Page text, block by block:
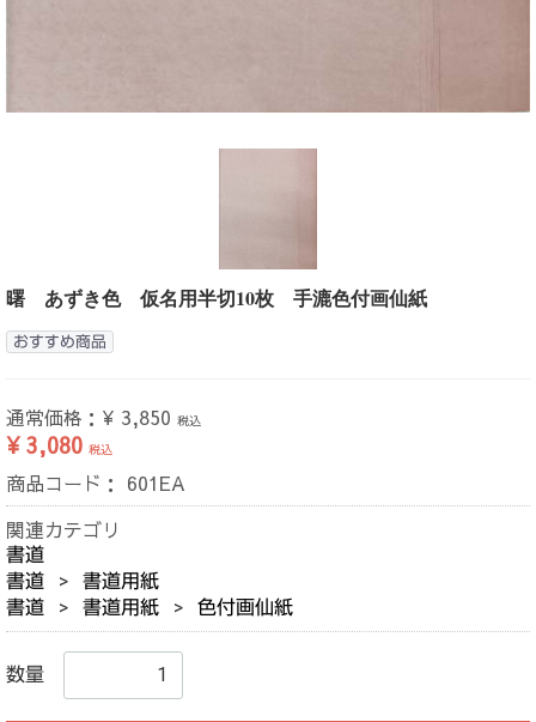
曙 あずき色 仮名用半切10枚 手漉色付画仙紙
おすすめ商品
通常価格： ¥ 3,850 税込
¥ 3,080 税込
商品コード： 601EA
関連カテゴリ
書道
書道
書道用紙
書道
書道用紙 色付画仙紙
数量